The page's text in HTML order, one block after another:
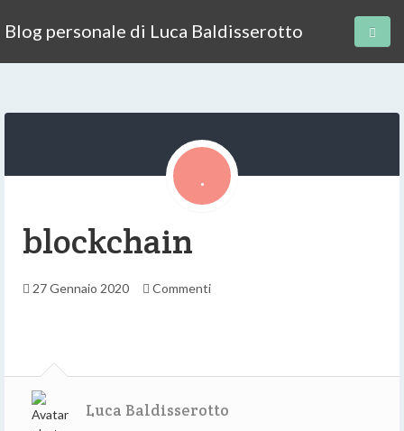
Blog personale di Luca Baldisserotto
blockchain
27 Gennaio 2020 Commenti
Luca Baldisserotto